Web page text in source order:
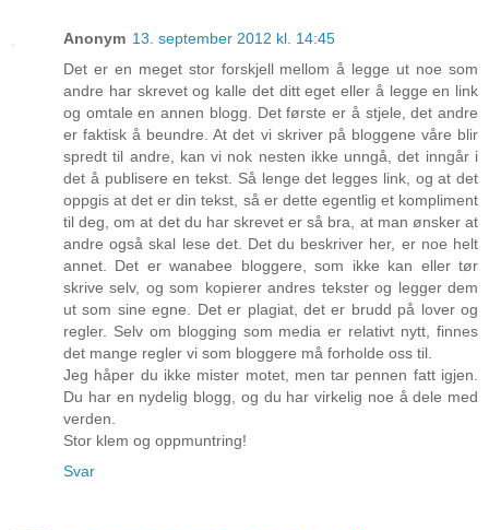
Anonym 13. september 2012 kl. 14:45
Det er en meget stor forskjell mellom å legge ut noe som
andre har skrevet og kalle det ditt eget eller å legge en link
og omtale en annen blogg. Det første er å stjele, det andre
er faktisk å beundre. At det vi skriver på bloggene våre blir
spredt til andre, kan vi nok nesten ikke unngå, det inngår i
det å publisere en tekst. Så lenge det legges link, og at det
oppgis at det er din tekst, så er dette egentlig et kompliment
til deg, om at det du har skrevet er så bra, at man ønsker at
andre også skal lese det. Det du beskriver her, er noe helt
annet. Det er wanabee bloggere, som ikke kan eller tør
skrive selv, og som kopierer andres tekster og legger dem
ut som sine egne. Det er plagiat, det er brudd på lover og
regler. Selv om blogging som media er relativt nytt, finnes
det mange regler vi som bloggere må forholde oss til.
Jeg håper du ikke mister motet, men tar pennen fatt igjen.
Du har en nydelig blogg, og du har virkelig noe å dele med
verden.
Stor klem og oppmuntring!
Svar